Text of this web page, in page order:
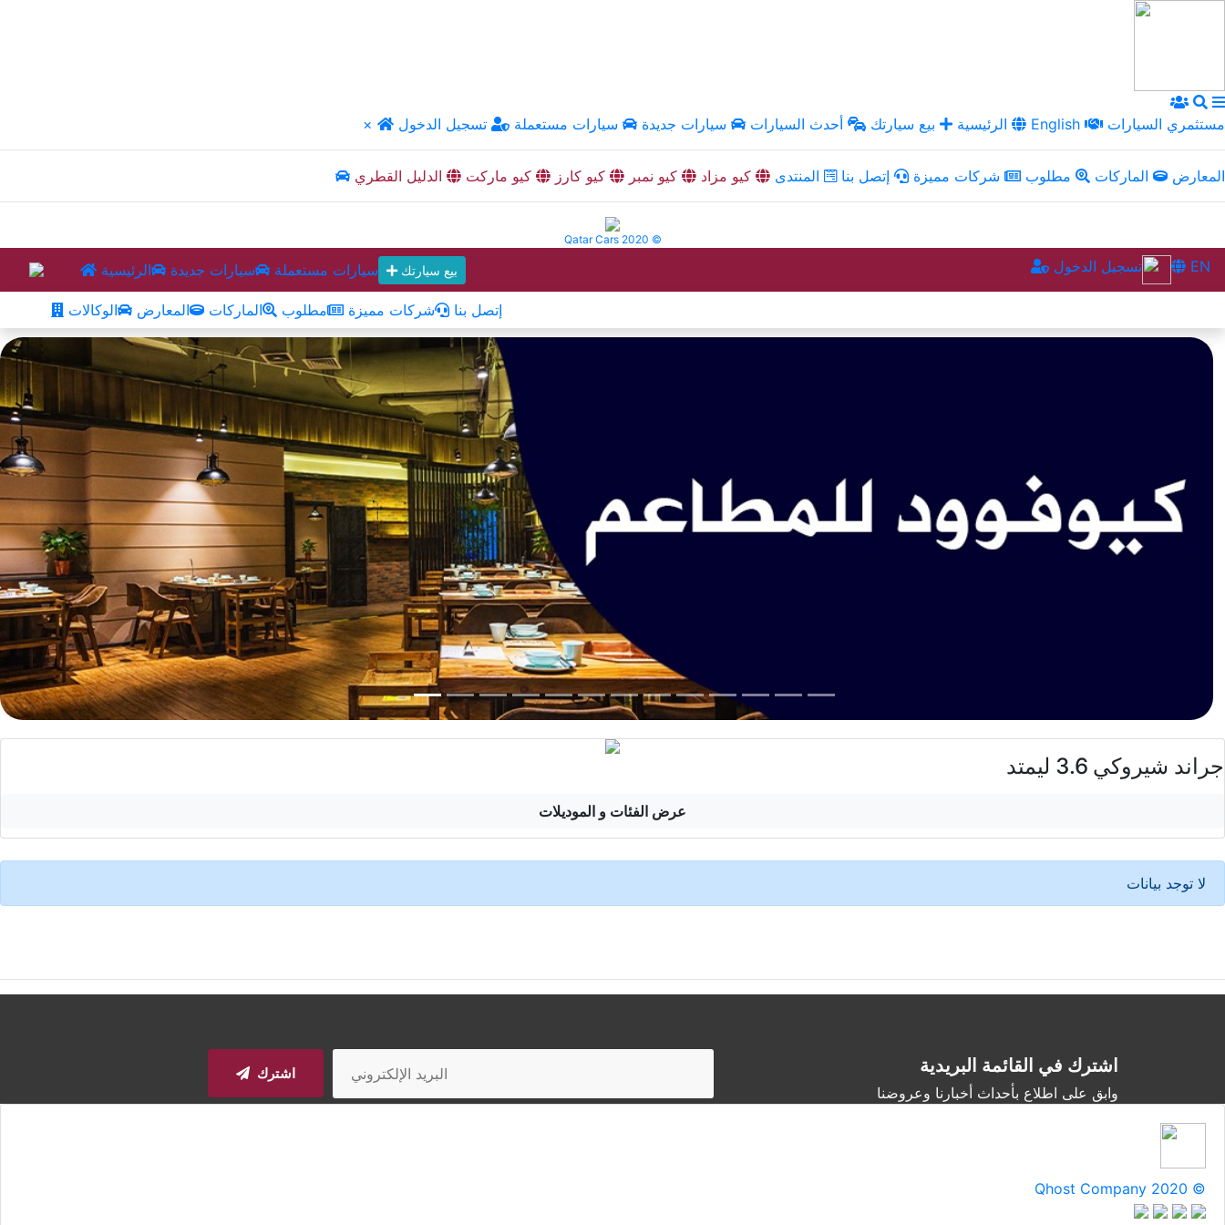
× الرئيسية بيع سيارتك أحدث السيارات سيارات جديدة سيارات مستعملة تسجيل الدخول English مستثمري السيارات
المعارض الماركات مطلوب شركات مميزة إتصل بنا المنتدى كيو مزاد كيو نمبر كيو كارز كيو ماركت الدليل القطري
Qatar Cars 2020 ©
الرئيسية سيارات جديدة سيارات مستعملة بيع سيارتك تسجيل الدخول EN
الوكالات المعارض الماركات مطلوب شركات مميزة إتصل بنا
جراند شيروكي 3.6 ليمتد
عرض الفئات و الموديلات
لا توجد بيانات
اشترك في القائمة البريدية
وابق على اطلاع بأحداث أخبارنا وعروضنا
اشترك
Qhost Company 2020 ©